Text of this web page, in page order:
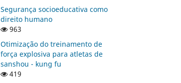
Segurança socioeducativa como
direito humano
963
Otimização do treinamento de
força explosiva para atletas de
sanshou - kung fu
419